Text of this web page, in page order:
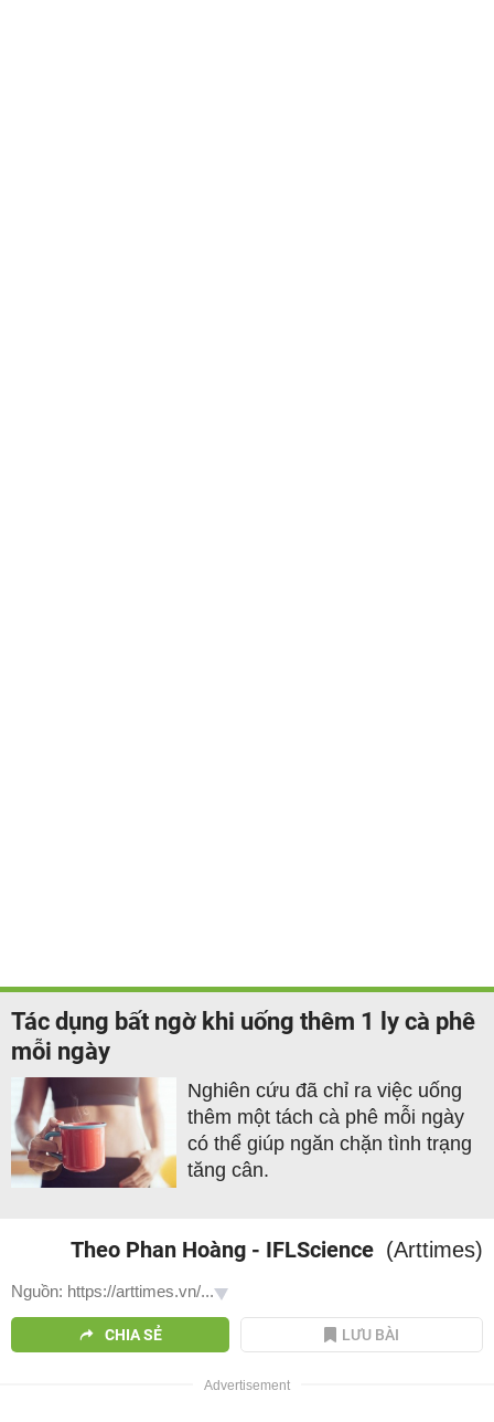
Tác dụng bất ngờ khi uống thêm 1 ly cà phê
mỗi ngày
Nghiên cứu đã chỉ ra việc uống
thêm một tách cà phê mỗi ngày
có thể giúp ngăn chặn tình trạng
tăng cân.
Theo Phan Hoàng - IFLScience (Arttimes)
Nguồn: https://arttimes.vn/...
CHIA SẺ LƯU BÀI